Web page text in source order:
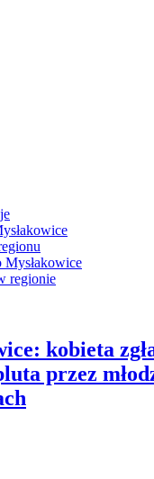
Mysłakowice
regionie
kobieta
przez